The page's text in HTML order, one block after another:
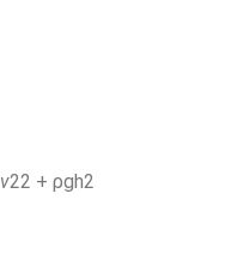
v22 + ρgh2